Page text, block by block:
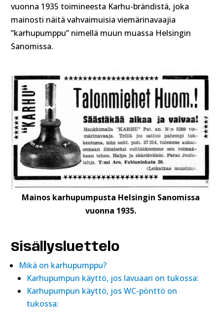
vuonna 1935 toimineesta Karhu-brändistä, joka
mainosti näitä vahvaimuisia viemärinavaajia
”karhupumppu” nimellä muun muassa Helsingin
Sanomissa.
Mainos karhupumpusta Helsingin Sanomissa
vuonna 1935.
Sisällysluettelo
Mikä on karhupumppu?
Karhupumpun käyttö, jos lavuaari on tukossa:
Karhupumpun käyttö, jos WC-pönttö on
tukossa: